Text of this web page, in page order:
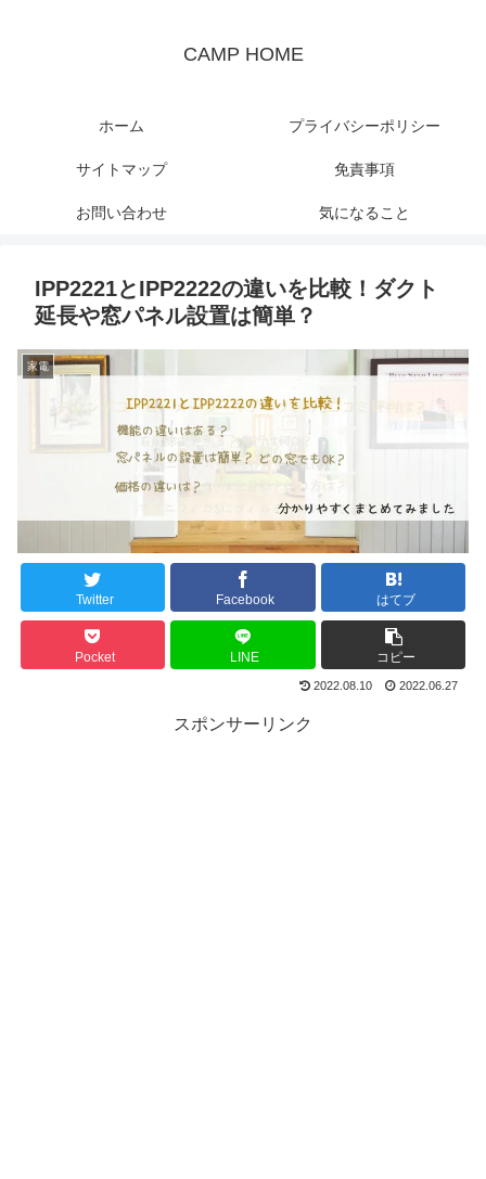
CAMP HOME
ホーム プライバシーポリシー
サイトマップ 免責事項
お問い合わせ 気になること
IPP2221とIPP2222の違いを比較！ダクト
延長や窓パネル設置は簡単？
家電
Twitter Facebook はてブ
Pocket LINE コピー
2022.08.10 2022.06.27
スポンサーリンク